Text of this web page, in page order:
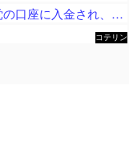
全国で共産党が集めた募金は、一旦共産党の口座に入金され、まとめて、被災自治体や団体（農協や漁協など）にも届けられます
コテリン